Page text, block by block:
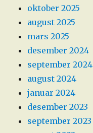
oktober 2025
august 2025
mars 2025
desember 2024
september 2024
august 2024
januar 2024
desember 2023
september 2023